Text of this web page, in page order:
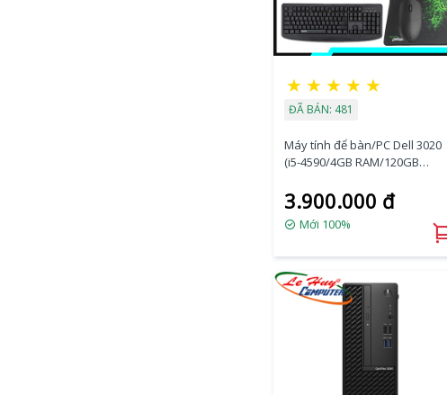
★ ★ ★ ★ ★
ĐÃ BÁN: 481
Máy tính để bàn/PC Dell 3020
(i5-4590/4GB RAM/120GB
3.900.000 đ
Mới 100%